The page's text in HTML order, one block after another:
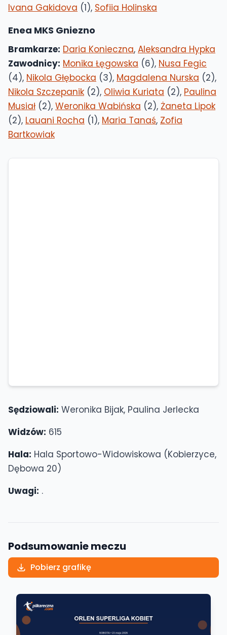
Ivana Gakidova (1), Sofiia Holinska
Enea MKS Gniezno
Bramkarze: Daria Konieczna, Aleksandra Hypka
Zawodnicy: Monika Łęgowska (6), Nusa Fegic
(4), Nikola Głębocka (3), Magdalena Nurska (2),
Nikola Szczepanik (2), Oliwia Kuriata (2), Paulina
Musiał(2), Weronika Wabińska (2), Żaneta Lipok
(2), Lauani Rocha (1), Maria Tanaś, Zofia
Bartkowiak
Sędziowali: Weronika Bijak, Paulina Jerlecka
Widzów: 615
Hala: Hala Sportowo-Widowiskowa (Kobierzyce,
Dębowa 20)
Uwagi: .
Podsumowanie meczu
Pobierz grafikę